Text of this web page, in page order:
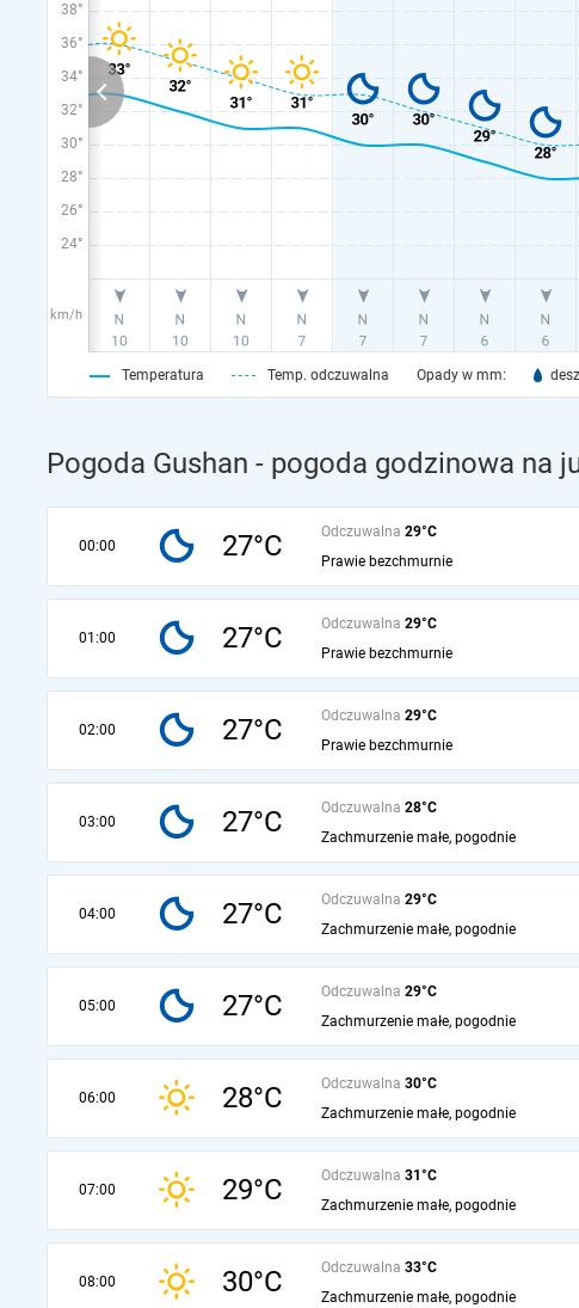
38°
36°
34°
32°
30°
28°
26°
24°
km/h
Temperatura Temp. odczuwalna Opady w mm:
Pogoda Gushan - pogoda godzinowa na
00:00 27°C Odczuwalna 29°C
Prawie bezchmurnie
01:00 27°C Odczuwalna 29°C
Prawie bezchmurnie
02:00 27°C Odczuwalna 29°C
Prawie bezchmurnie
03:00 27°C Odczuwalna 28°C
Zachmurzenie małe, pogodnie
04:00 27°C Odczuwalna 29°C
Zachmurzenie małe, pogodnie
05:00 27°C Odczuwalna 29°C
Zachmurzenie małe, pogodnie
06:00 28°C Odczuwalna 30°C
Zachmurzenie małe, pogodnie
07:00 29°C Odczuwalna 31°C
Zachmurzenie małe, pogodnie
08:00 30°C Odczuwalna 33°C
Zachmurzenie małe, pogodnie